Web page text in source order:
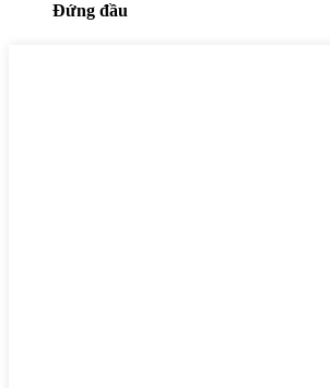
Đứng đầu